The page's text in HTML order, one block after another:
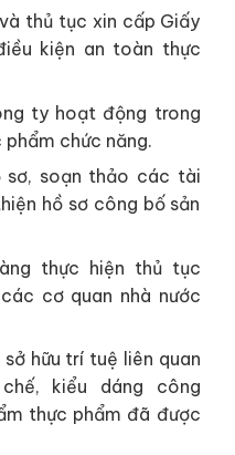
thủ tục xin cấp Giấy
kiện an toàn thực
ty hoạt động trong
chức năng.
sơ, soạn thảo các tài
hồ sơ công bố sản
thực hiện thủ tục
cơ quan nhà nước
hữu trí tuệ liên quan
kiểu dáng công
thực phẩm đã được